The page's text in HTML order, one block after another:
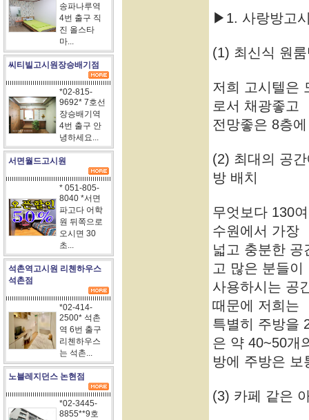
송파나루역
4번 출구 직
진 올스타
마...
씨티빌고시원장승배기점
*02-815-
9692* 7호선
장승배기역
4번 출구 안
녕하세요...
서면월드고시원
* 051-805-
8040 *서면
파고다 어학
원 뒤쪽으로
오시면 30
초...
석촌역고시원 리첸하우스
석촌점
*02-414-
2500* 석촌
역 6번 출구
리첸하우스
는 석촌...
노블레지던스 논현점
*02-3445-
8855**9호
▶1. 사랑방고
(1) 최신식 원
저희 고시텔은
로서 채광좋고
전망좋은 8층
(2) 최대의 공
방 배치
무엇보다 130
수원에서 가장
넓고 충분한
고 많은 분들이
사용하시는 공
때문에 저희는
특별히 주방을
은 약 40~50개
방에 주방은 보
(3) 카페 같은